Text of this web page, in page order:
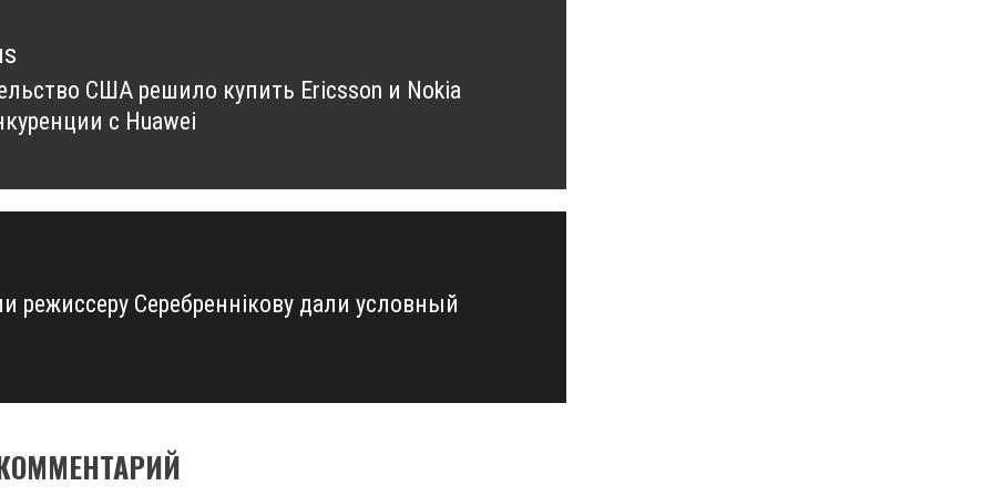
США решило купить Ericsson и Nokia
с Huawei
режиссеру Серебреннікову дали условный